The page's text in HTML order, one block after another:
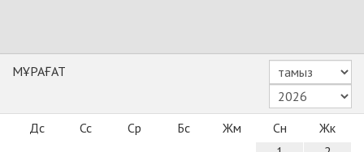
МҰРАҒАТ
Дс Сс Ср Бс Жм Сн
Жк